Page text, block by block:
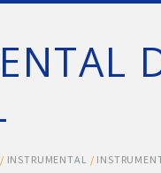
/ INSTRUMENTAL /